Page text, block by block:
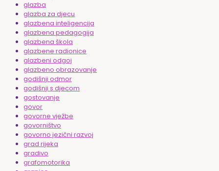
glazba
glazba za djecu
glazbena inteligencija
glazbena pedagogija
glazbena škola
glazbene radionice
glazbeni odgoj
glazbeno obrazovanje
godišnji odmor
godišnji s djecom
gostovanje
govor
govorne vježbe
govorništvo
govorno jezični razvoj
grad rijeka
gradivo
grafomotorika